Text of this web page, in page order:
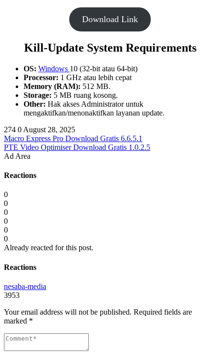
Download Link
Kill-Update System Requirements
OS: Windows 10 (32-bit atau 64-bit)
Processor: 1 GHz atau lebih cepat
Memory (RAM): 512 MB.
Storage: 5 MB ruang kosong.
Other: Hak akses Administrator untuk
mengaktifkan/menonaktifkan layanan update.
274 0 August 28, 2025
Macro Express Pro Download Gratis 6.6.5.1
PTE Video Optimiser Download Gratis 1.0.2.5
Ad Area
Reactions
0
0
0
0
0
0
Already reacted for this post.
Reactions
nesaba-media
3953
Your email address will not be published. Required fields are
marked *